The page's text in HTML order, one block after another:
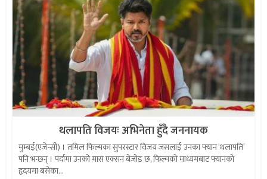
थलापति विजयः अभिनेता हुँदै जननायक
मुम्बई(एजेन्सी) । तमिल फिल्मका सुपरस्टार विजय जसलाई उनका फ्यान ‘थलापति’
पनि भन्छन् । पर्दामा उनको मास एक्सन बेजोड छ, फिल्मको माध्यमबाट फ्यानको
हृदयमा बसेका...